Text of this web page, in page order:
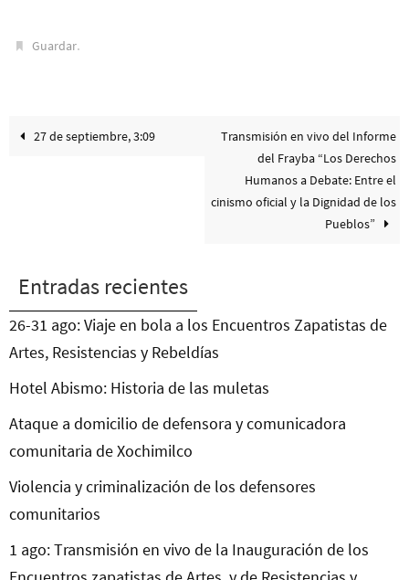
Guardar.
27 de septiembre, 3:09
Transmisión en vivo del Informe
del Frayba “Los Derechos
Humanos a Debate: Entre el
cinismo oficial y la Dignidad de los
Pueblos”
Entradas recientes
26-31 ago: Viaje en bola a los Encuentros Zapatistas de
Artes, Resistencias y Rebeldías
Hotel Abismo: Historia de las muletas
Ataque a domicilio de defensora y comunicadora
comunitaria de Xochimilco
Violencia y criminalización de los defensores
comunitarios
1 ago: Transmisión en vivo de la Inauguración de los